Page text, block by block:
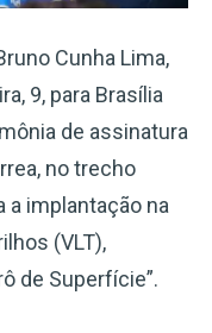
Cunha Lima,
9, para Brasília
de assinatura
no trecho
a implantação na
(VLT),
de Superfície”.